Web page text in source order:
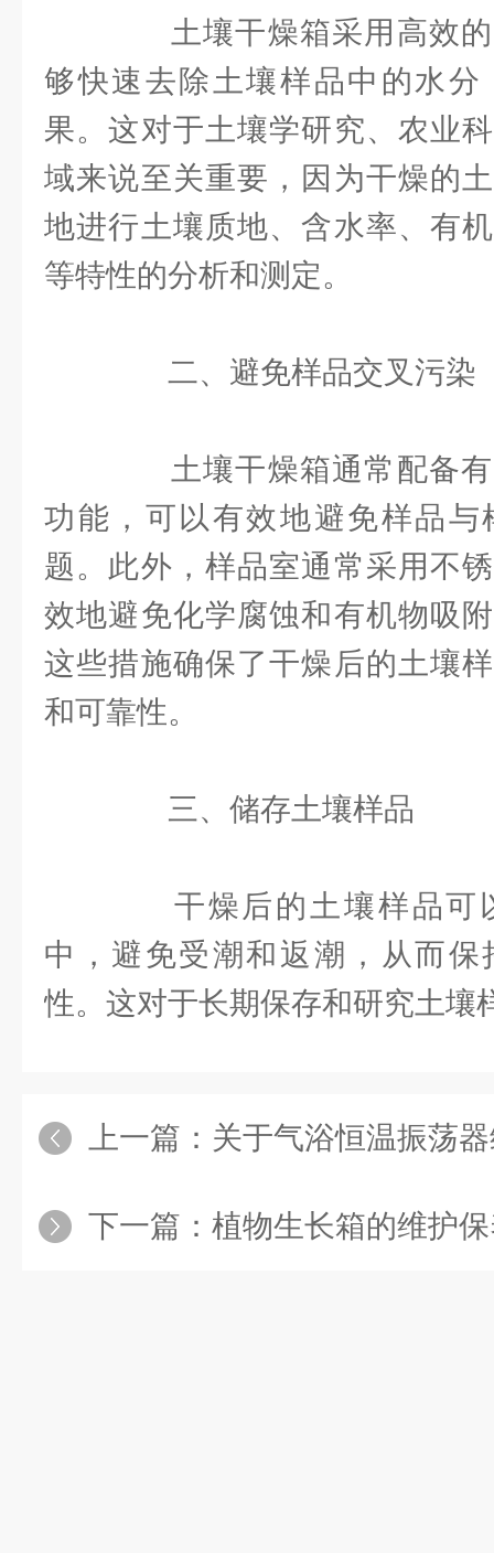
土壤干燥箱采用高效的
够快速去除土壤样品中的水分
果。这对于土壤学研究、农业
域来说至关重要，因为干燥的
地进行土壤质地、含水率、有
等特性的分析和测定。
二、避免样品交叉污染
土壤干燥箱通常配备有
功能，可以有效地避免样品与
题。此外，样品室通常采用不
效地避免化学腐蚀和有机物吸
这些措施确保了干燥后的土壤
和可靠性。
三、储存土壤样品
干燥后的土壤样品可
中，避免受潮和返潮，从而
性。这对于长期保存和研究土壤
上一篇： 关于气浴恒温振荡器
下一篇： 植物生长箱的维护